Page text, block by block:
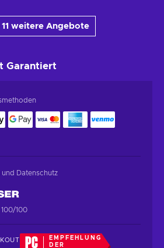
11 weitere Angebote
Garantiert
Datenschutz
100
EMPFEHLUNG
DER